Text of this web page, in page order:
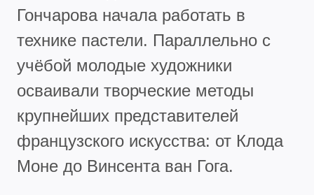
Гончарова начала работать в
технике пастели. Параллельно с
учёбой молодые художники
осваивали творческие методы
крупнейших представителей
французского искусства: от Клода
Моне до Винсента ван Гога.